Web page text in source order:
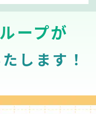
ープが
します！